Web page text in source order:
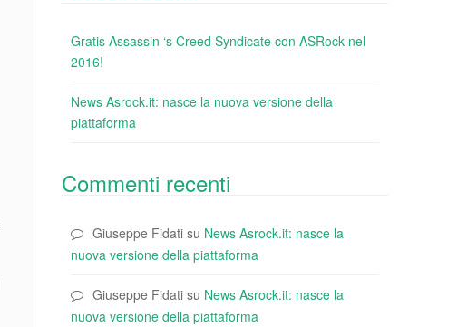
Gratis Assassin ‘s Creed Syndicate con ASRock nel
2016!
News Asrock.it: nasce la nuova versione della
piattaforma
Commenti recenti
Giuseppe Fidati su News Asrock.it: nasce la
nuova versione della piattaforma
Giuseppe Fidati su News Asrock.it: nasce la
nuova versione della piattaforma